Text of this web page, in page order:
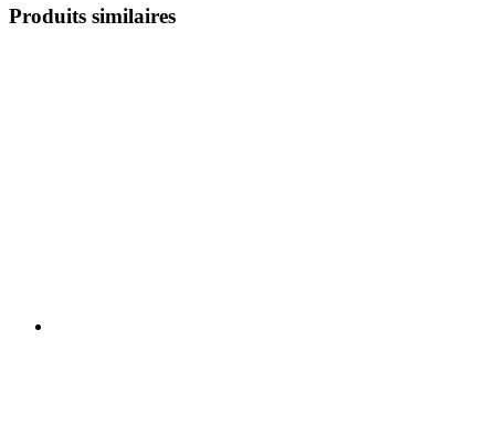
Produits similaires